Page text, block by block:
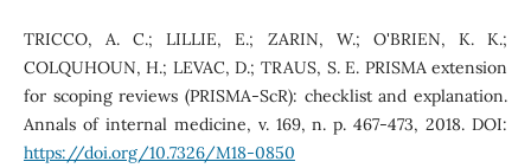
TRICCO, A. C.; LILLIE, E.; ZARIN, W.; O'BRIEN, K. K.;
COLQUHOUN, H.; LEVAC, D.; TRAUS, S. E. PRISMA extension
for scoping reviews (PRISMA-ScR): checklist and explanation.
Annals of internal medicine, v. 169, n. p. 467-473, 2018. DOI:
https://doi.org/10.7326/M18-0850